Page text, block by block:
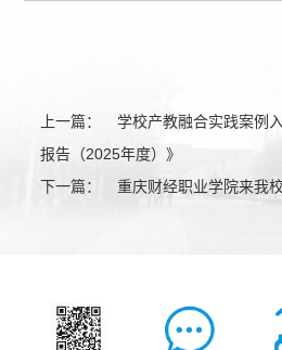
上一篇：
学校产教融合实践案例
报告（2025年度）》
下一篇：
重庆财经职业学院来我